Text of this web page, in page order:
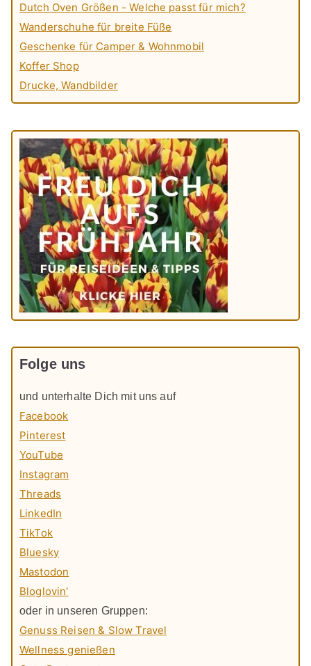
Dutch Oven Größen - Welche passt für mich?
Wanderschuhe für breite Füße
Geschenke für Camper & Wohnmobil
Koffer Shop
Drucke, Wandbilder
Folge uns
und unterhalte Dich mit uns auf
Facebook
Pinterest
YouTube
Instagram
Threads
LinkedIn
TikTok
Bluesky
Mastodon
Bloglovin'
oder in unseren Gruppen:
Genuss Reisen & Slow Travel
Wellness genießen